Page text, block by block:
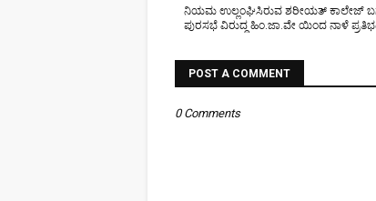
ನಿಯಮ ಉಲ್ಲಂಘಿಸಿರುವ ಶರೀಯತ್ ಕಾಲೇಜ್ ಬಗ್ಗೆ
ಪುರಸಭೆ ವಿರುದ್ಧ ಹಿಂ.ಜಾ.ವೇ ಯಿಂದ ನಾಳೆ
POST A COMMENT
0 Comments